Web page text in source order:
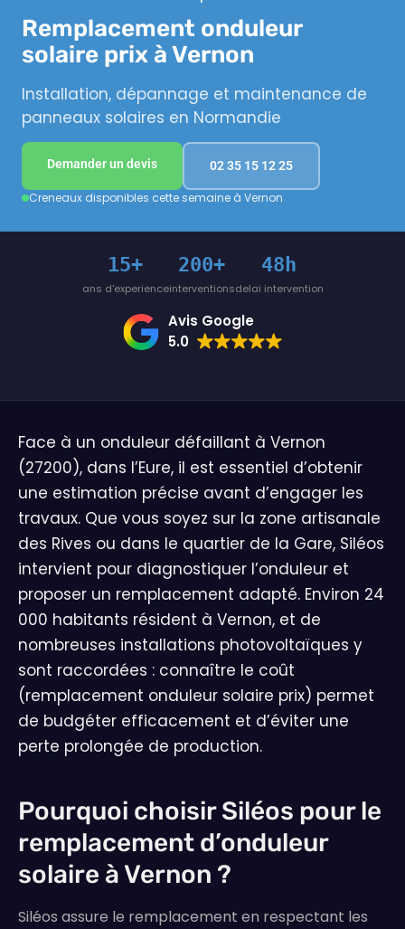
Remplacement onduleur
solaire prix à Vernon
Installation, dépannage et maintenance de
panneaux solaires en Normandie
Demander un devis 02 35 15 12 25
Creneaux disponibles cette semaine à Vernon
15+
ans d'experience
200+
interventions
48h
delai intervention
Avis Google
5.0
Face à un onduleur défaillant à Vernon
(27200), dans l’Eure, il est essentiel d’obtenir
une estimation précise avant d’engager les
travaux. Que vous soyez sur la zone artisanale
des Rives ou dans le quartier de la Gare, Siléos
intervient pour diagnostiquer l’onduleur et
proposer un remplacement adapté. Environ 24
000 habitants résident à Vernon, et de
nombreuses installations photovoltaïques y
sont raccordées : connaître le coût
(remplacement onduleur solaire prix) permet
de budgéter efficacement et d’éviter une
perte prolongée de production.
Pourquoi choisir Siléos pour le
remplacement d’onduleur
solaire à Vernon ?
Siléos assure le remplacement en respectant les